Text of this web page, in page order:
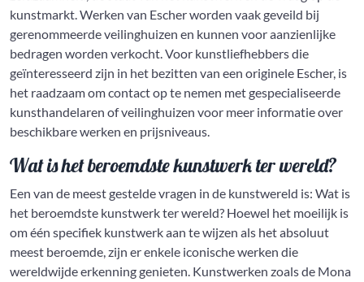
kunstmarkt. Werken van Escher worden vaak geveild bij
gerenommeerde veilinghuizen en kunnen voor aanzienlijke
bedragen worden verkocht. Voor kunstliefhebbers die
geïnteresseerd zijn in het bezitten van een originele Escher, is
het raadzaam om contact op te nemen met gespecialiseerde
kunsthandelaren of veilinghuizen voor meer informatie over
beschikbare werken en prijsniveaus.
Wat is het beroemdste kunstwerk ter wereld?
Een van de meest gestelde vragen in de kunstwereld is: Wat is
het beroemdste kunstwerk ter wereld? Hoewel het moeilijk is
om één specifiek kunstwerk aan te wijzen als het absoluut
meest beroemde, zijn er enkele iconische werken die
wereldwijde erkenning genieten. Kunstwerken zoals de Mona